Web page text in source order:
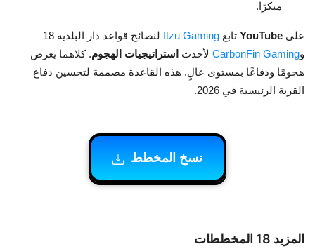
مبكرًا.
على YouTube تابع Itzu Gaming
لنصائح قواعد دار البلدية 18
وCarbonFin Gaming لأحدث استراتيجيات الهجوم. كلاهما يعرض
هجومًا ودفاعًا بمستوى عالٍ. هذه القاعدة مصممة لتحسين دفاع
القرية الرئيسية في 2026.
نسخ المخطط
المزيد 18 المخططات